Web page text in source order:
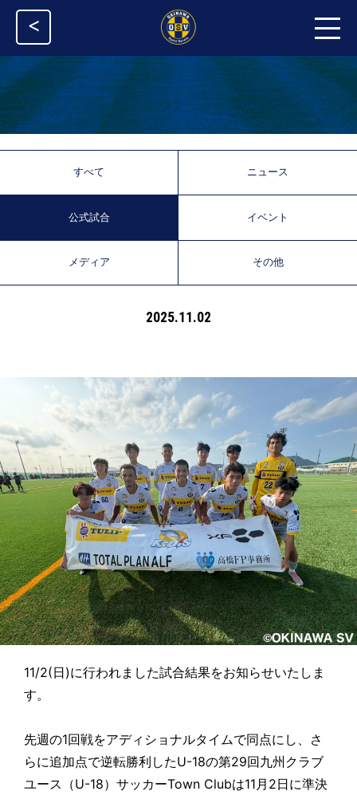
<
すべて ニュース
公式試合 イベント
メディア その他
2025.11.02
11/2(日)に行われました試合結果をお知らせいたしま
す。
先週の1回戦をアディショナルタイムで同点にし、さ
らに追加点で逆転勝利したU-18の第29回九州クラブ
ユース（U-18）サッカーTown Clubは11月2日に準決